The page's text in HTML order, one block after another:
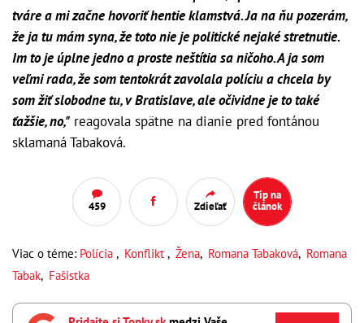
tváre a mi začne hovoriť hentie klamstvá. Ja na ňu pozerám,
že ja tu mám syna, že toto nie je politické nejaké stretnutie.
Im to je úplne jedno a proste neštítia sa ničoho. A ja som
veľmi rada, že som tentokrát zavolala políciu a chcela by
som žiť slobodne tu, v Bratislave, ale očividne je to také
ťažšie, no," reagovala spätne na dianie pred fontánou
sklamaná Tabaková.
459 Zdieľať
Tip na
článok
Viac o téme: Polícia , Konflikt , Žena, Romana Tabaková, Romana
Tabak, Fašistka